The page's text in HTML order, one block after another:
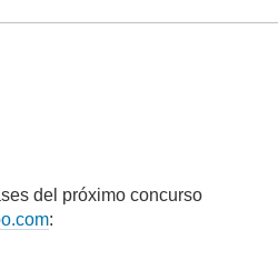
del próximo concurso
: